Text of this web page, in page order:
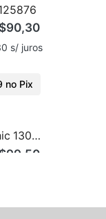
90,30
s/ juros
no Pix
Cinto Boho Chic 130310 Black/Prata
99,50
no Pix